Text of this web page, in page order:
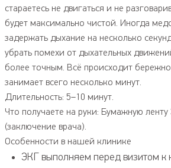
стараетесь не двигаться и не
будет максимально чистой. Иногда
задержать дыхание на несколько
убрать помехи от дыхательных
более точным. Всё происходит
занимает всего несколько минут.
Длительность: 5–10 минут.
Что получаете на руки: Бумажную
(заключение врача).
Особенности в нашей клинике
ЭКГ выполняем перед визитом к